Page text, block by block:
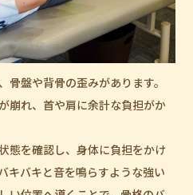
盤や背骨の歪みがあります。
崩れ、首や肩に余計な負担がか
態を確認し、身体に負担をかけ
キバキと音を鳴らすような強い